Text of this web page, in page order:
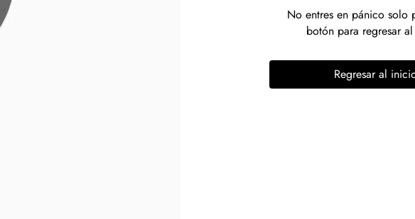
No entres en pánico solo
botón para regresar
Regresar al